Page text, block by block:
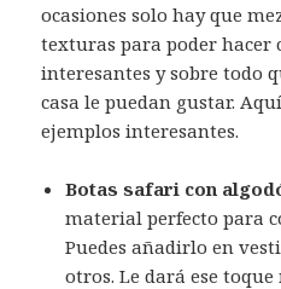
ocasiones solo hay que
texturas para poder
interesantes y sobre todo
casa le puedan gustar.
ejemplos interesantes.
Botas safari con
material perfecto para
Puedes añadirlo en
otros. Le dará ese